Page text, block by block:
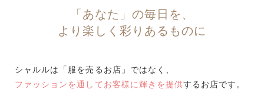
「あなた」の毎日を、
より楽しく彩りあるものに
シャルルは「服を売るお店」ではなく、
ファッションを通してお客様に輝きを提供するお店です。